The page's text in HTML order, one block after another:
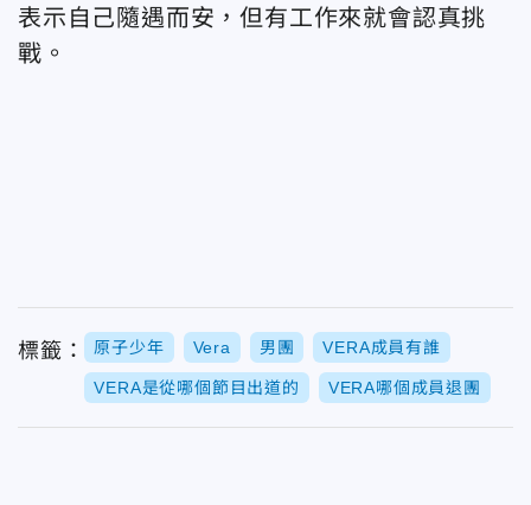
表示自己隨遇而安，但有工作來就會認真挑
戰。
標籤： 原子少年 Vera 男團 VERA成員有誰
VERA是從哪個節目出道的 VERA哪個成員退團